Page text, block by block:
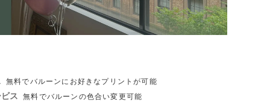
無料でバルーンにお好きなプリントが可能
ス 無料でバルーンの色合い変更可能